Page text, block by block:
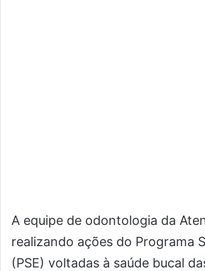
A equipe de odontologia da
realizando ações do Programa
(PSE) voltadas à saúde bucal